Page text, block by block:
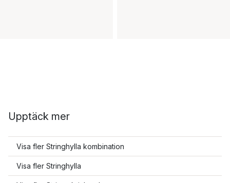
Upptäck mer
Visa fler Stringhylla kombination
Visa fler Stringhylla